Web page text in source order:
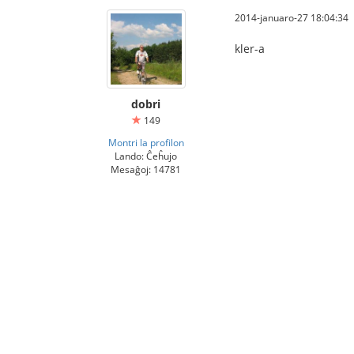
dobri
149
Montri la profilon
Lando: Ĉeĥujo
Mesaĝoj: 14781
2014-januaro-27 18:04:34
kler-a